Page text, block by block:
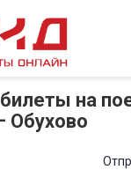
на
Обухово